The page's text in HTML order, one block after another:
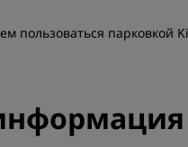
пользоваться парковкой